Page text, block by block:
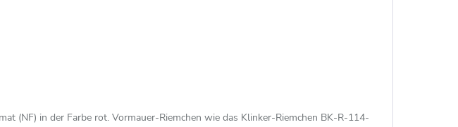
(NF) in der Farbe rot. Vormauer-Riemchen wie das Klinker-Riemchen BK-R-114-